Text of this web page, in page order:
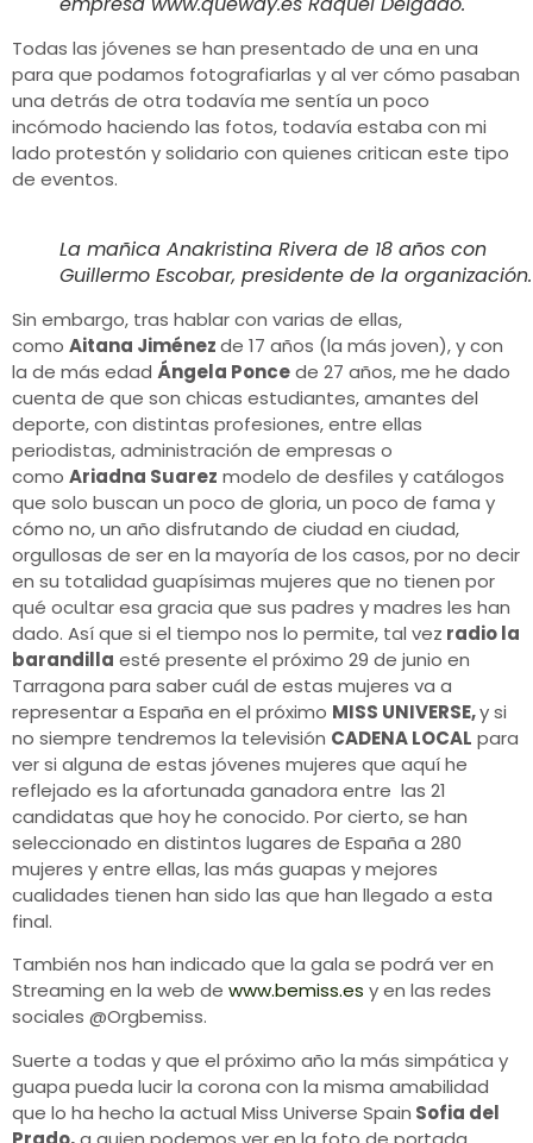
Todas las jóvenes se han presentado de una en una
para que podamos fotografiarlas y al ver cómo pasaban
una detrás de otra todavía me sentía un poco
incómodo haciendo las fotos, todavía estaba con mi
lado protestón y solidario con quienes critican este tipo
de eventos.
La mañica Anakristina Rivera de 18 años con
Guillermo Escobar, presidente de la organización.
Sin embargo, tras hablar con varias de ellas,
como Aitana Jiménezde 17 años (la más joven), y con
la de más edad Ángela Poncede 27 años, me he dado
cuenta de que son chicas estudiantes, amantes del
deporte, con distintas profesiones, entre ellas
periodistas, administración de empresas o
como Ariadna Suarez modelo de desfiles y catálogos
que solo buscan un poco de gloria, un poco de fama y
cómo no, un año disfrutando de ciudad en ciudad,
orgullosas de ser en la mayoría de los casos, por no decir
en su totalidad guapísimas mujeres que no tienen por
qué ocultar esa gracia que sus padres y madres les han
dado. Así que si el tiempo nos lo permite, tal vez radio la
barandilla esté presente el próximo 29 de junio en
Tarragona para saber cuál de estas mujeres va a
representar a España en el próximo MISS UNIVERSE,y si
no siempre tendremos la televisión CADENA LOCAL para
ver si alguna de estas jóvenes mujeres que aquí he
reflejado es la afortunada ganadora entre las 21
candidatas que hoy he conocido. Por cierto, se han
seleccionado en distintos lugares de España a 280
mujeres y entre ellas, las más guapas y mejores
cualidades tienen han sido las que han llegado a esta
final.
También nos han indicado que la gala se podrá ver en
Streaming en la web de www.bemiss.es y en las redes
sociales @Orgbemiss.
Suerte a todas y que el próximo año la más simpática y
guapa pueda lucir la corona con la misma amabilidad
que lo ha hecho la actual Miss Universe Spain Sofia del